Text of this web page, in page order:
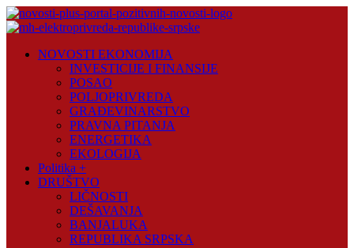
Skip
to
Plus
NOVOSTI EKONOMIJA
INVESTICIJE I FINANSIJE
POSAO
POLJOPRIVREDA
GRAĐEVINARSTVO
PRAVNA PITANJA
ENERGETIKA
EKOLOGIJA
Politika +
DRUŠTVO
LIČNOSTI
DEŠAVANJA
BANJALUKA
REPUBLIKA SRPSKA